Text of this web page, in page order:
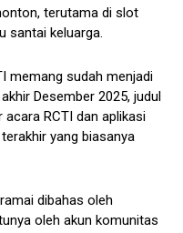
terutama di slot
santai keluarga.
memang sudah menjadi
Desember 2025, judul
RCTI dan aplikasi
yang biasanya
dibahas oleh
oleh akun komunitas